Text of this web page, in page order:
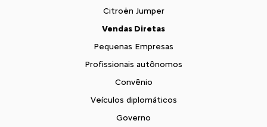
Citroën Jumper
Vendas Diretas
Pequenas Empresas
Profissionais autônomos
Convênio
Veículos diplomáticos
Governo